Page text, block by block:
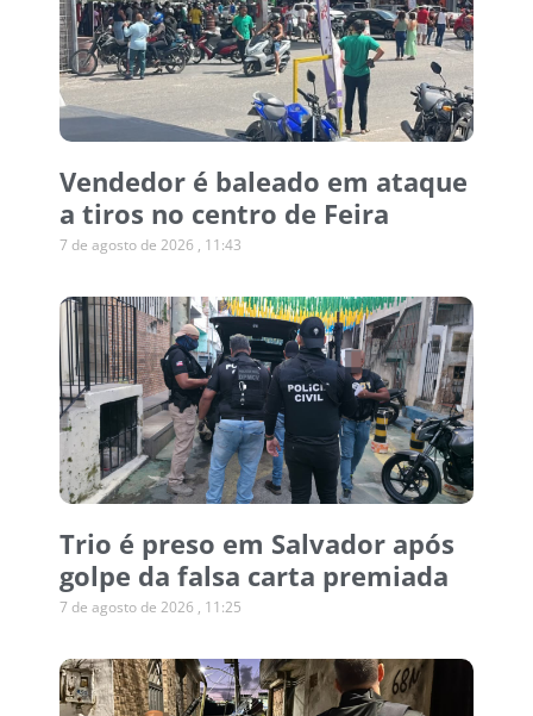
Vendedor é baleado em ataque
a tiros no centro de Feira
7 de agosto de 2026 11:43
Trio é preso em Salvador após
golpe da falsa carta premiada
7 de agosto de 2026 11:25